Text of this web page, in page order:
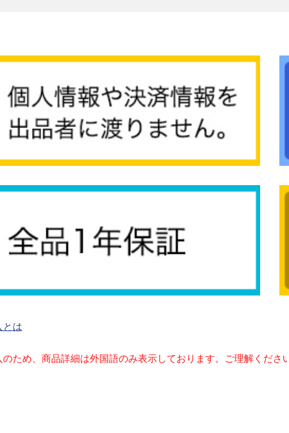
は
ため、商品詳細は外国語のみ表示しております。ご理解ください